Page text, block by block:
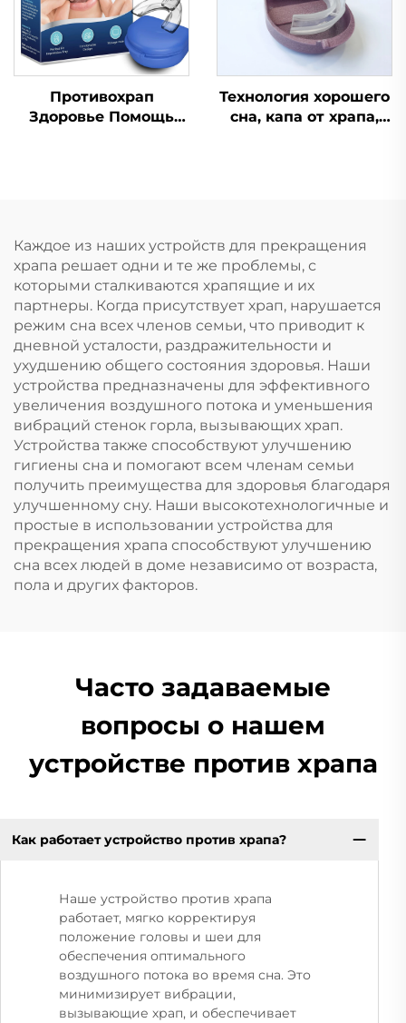
храпе
Противохрап
Здоровье Помощь
ртом во сне Лента
для рта
Технология хорошего
сна, капа от храпа,
Каждое из наших устройств для прекращения
храпа решает одни и те же проблемы, с
которыми сталкиваются храпящие и их
партнеры. Когда присутствует храп, нарушается
режим сна всех членов семьи, что приводит к
дневной усталости, раздражительности и
ухудшению общего состояния здоровья. Наши
устройства предназначены для эффективного
увеличения воздушного потока и уменьшения
вибраций стенок горла, вызывающих храп.
Устройства также способствуют улучшению
гигиены сна и помогают всем членам семьи
получить преимущества для здоровья благодаря
улучшенному сну. Наши высокотехнологичные и
простые в использовании устройства для
прекращения храпа способствуют улучшению
сна всех людей в доме независимо от возраста,
пола и других факторов.
Часто задаваемые
вопросы о нашем
устройстве против храпа
Как работает устройство против храпа?
Наше устройство против храпа
работает, мягко корректируя
положение головы и шеи для
обеспечения оптимального
воздушного потока во время сна. Это
минимизирует вибрации,
вызывающие храп, и обеспечивает